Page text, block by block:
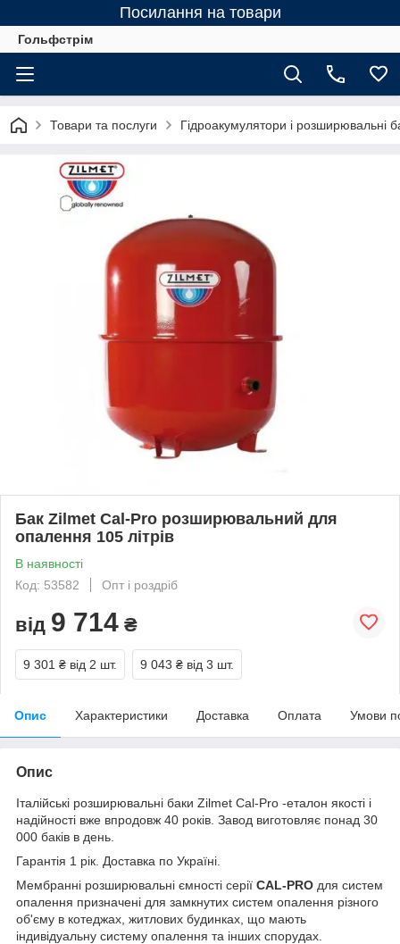
Посилання на товари
Гольфстрім
Товари та послуги Гідроакумулятори і розширювальні
Бак Zilmet Cal-Pro розширювальний для
опалення 105 літрів
В наявності
Код: 53582
Опт і роздріб
від 9 714 ₴
9 301 ₴ від 2 шт. 9 043 ₴ від 3 шт.
Опис Характеристики Доставка Оплата Умови
Опис
Італійські розширювальні баки Zilmet Cal-Pro -еталон якості і
надійності вже впродовж 40 років. Завод виготовляє понад 30
000 баків в день.
Гарантія 1 рік. Доставка по Україні.
Мембранні розширювальні ємності серії CAL-PRO для систем
опалення призначені для замкнутих систем опалення різного
об'єму в котеджах, житлових будинках, що мають
індивідуальну систему опалення та інших спорудах.